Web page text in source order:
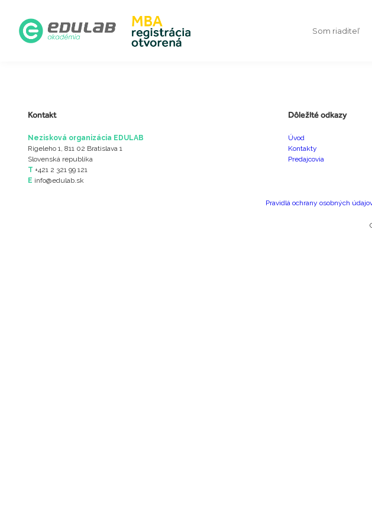
Som riaditeľ
Kontakt
Nezisková organizácia EDULAB
Rigeleho 1, 811 02 Bratislava 1
Slovenská republika
T +421 2 321 99 121
E info@edulab.sk
Dôležité odkazy
Úvod
Kontakty
Predajcovia
Pravidlá ochrany osobných